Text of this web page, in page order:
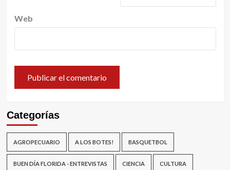
Web
Categorías
AGROPECUARIO A LOS BOTES! BASQUETBOL
BUEN DÍA FLORIDA - ENTREVISTAS CIENCIA CULTURA